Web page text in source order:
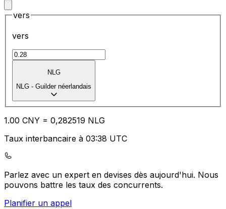
vers
vers
NLG
NLG - Guilder néerlandais
1.00 CNY = 0,282519 NLG
Taux interbancaire à 03:38 UTC
Parlez avec un expert en devises dès aujourd'hui. Nous
pouvons battre les taux des concurrents.
Planifier un appel